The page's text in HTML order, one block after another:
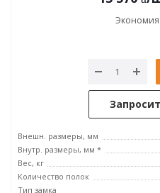
Экономия
Внешн. размеры, мм
Внутр. размеры, мм *
Вес, кг
Количество полок
Тип замка